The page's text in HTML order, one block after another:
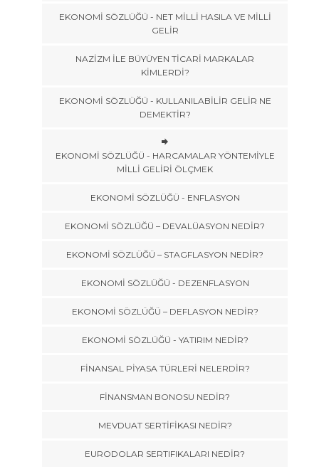
EKONOMİ SÖZLÜĞÜ - NET MİLLİ HASILA VE MİLLİ
GELİR
NAZİZM İLE BÜYÜYEN TİCARİ MARKALAR
KİMLERDİ?
EKONOMİ SÖZLÜĞÜ - KULLANILABİLİR GELİR NE
DEMEKTİR?
EKONOMİ SÖZLÜĞÜ - HARCAMALAR YÖNTEMİYLE
MİLLİ GELİRİ ÖLÇMEK
EKONOMİ SÖZLÜĞÜ - ENFLASYON
EKONOMİ SÖZLÜĞÜ – DEVALÜASYON NEDİR?
EKONOMİ SÖZLÜĞÜ – STAGFLASYON NEDİR?
EKONOMİ SÖZLÜĞÜ - DEZENFLASYON
EKONOMİ SÖZLÜĞÜ – DEFLASYON NEDİR?
EKONOMİ SÖZLÜĞÜ - YATIRIM NEDİR?
FİNANSAL PİYASA TÜRLERİ NELERDİR?
FİNANSMAN BONOSU NEDİR?
MEVDUAT SERTİFİKASI NEDİR?
EURODOLAR SERTIFIKALARI NEDİR?